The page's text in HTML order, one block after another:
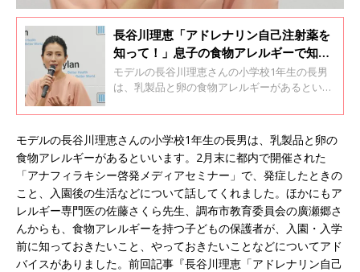
長谷川理恵「アドレナリン自己注射薬を
知って！」息子の食物アレルギーで知っ
た重要性
モデルの長谷川理恵さんの小学校1年生の長男
は、乳製品と卵の食物アレルギーがあるといい
キシー啓発セミナ―」で、発症したときのこと
や、その後どのようにつき合ってきたのかなど
について話してくれました。アレルギー専門医
の国立病院機構相模原病院の佐藤さくら先生と
調布市教育委員会の廣瀬郷さんからは、入園・
入学を迎える食物アレルギーを心配するママ・
パパたちへのアドバイスもありました。
モデルの長谷川理恵さんの小学校1年生の長男は、乳製品と卵の
食物アレルギーがあるといいます。2月末に都内で開催された
「アナフィラキシー啓発メディアセミナー」で、発症したときの
こと、入園後の生活などについて話してくれました。ほかにもア
レルギー専門医の佐藤さくら先生、調布市教育委員会の廣瀬郷さ
んからも、食物アレルギーを持つ子どもの保護者が、入園・入学
前に知っておきたいこと、やっておきたいことなどについてアド
バイスがありました。前回記事『長谷川理恵「アドレナリン自己